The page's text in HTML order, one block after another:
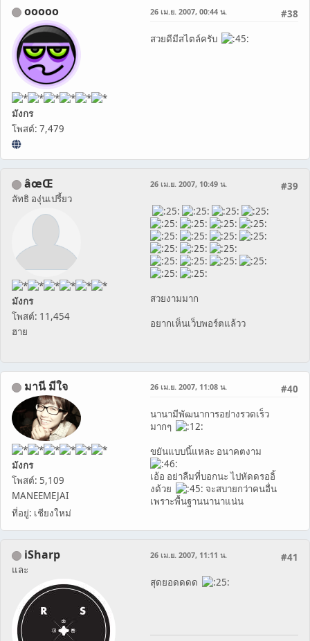
ooooo
มังกร
โพสต์: 7,479
#38
26 เม.ย. 2007, 00:44 น.
สวยดีมีสไตล์ครับ
âœŒ
ลัทธิ องุ่นเปรี้ยว
มังกร
โพสต์: 11,454
ฮาย
#39
26 เม.ย. 2007, 10:49 น.
สวยงามมาก
อยากเห็นเว็บพอร์ตแล้วว
มานี มีใจ
มังกร
โพสต์: 5,109
MANEEMEJAI
ที่อยู่: เชียงใหม่
#40
26 เม.ย. 2007, 11:08 น.
นานามีพัฒนาการอย่างรวดเร็ว
มากๆ
ขยันแบบนี้แหละ อนาคตงาม
เอ้อ อย่าลืมที่บอกนะ ไปหัดดรออิ้
งด้วย
จะสบายกว่าคนอื่น
เพราะพื้นฐานนานาแน่น
iSharp
และ
#41
26 เม.ย. 2007, 11:11 น.
สุดยอดดดด